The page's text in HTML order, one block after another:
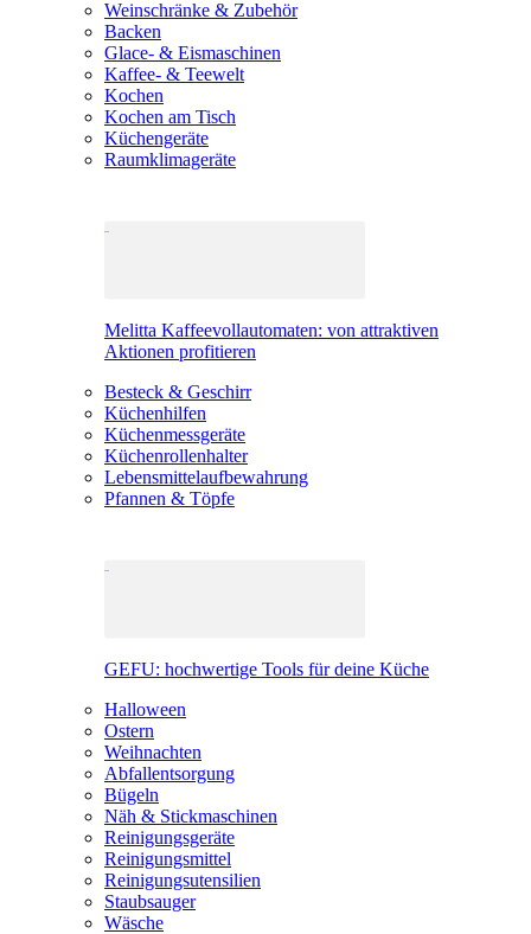
Weinschränke & Zubehör
Backen
Glace- & Eismaschinen
Kaffee- & Teewelt
Kochen
Kochen am Tisch
Küchengeräte
Raumklimageräte
Melitta Kaffeevollautomaten: von attraktiven
Aktionen profitieren
Besteck & Geschirr
Küchenhilfen
Küchenmessgeräte
Küchenrollenhalter
Lebensmittelaufbewahrung
Pfannen & Töpfe
GEFU: hochwertige Tools für deine Küche
Halloween
Ostern
Weihnachten
Abfallentsorgung
Bügeln
Näh & Stickmaschinen
Reinigungsgeräte
Reinigungsmittel
Reinigungsutensilien
Staubsauger
Wäsche